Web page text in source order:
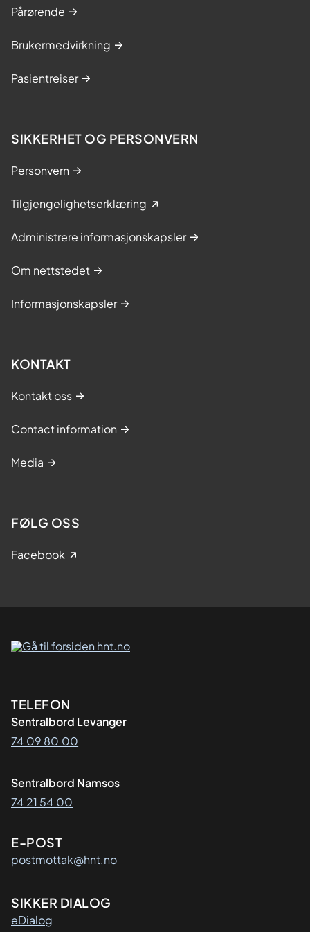
Pårørende
Brukermedvirkning
Pasientreiser
SIKKERHET OG PERSONVERN
Personvern
Tilgjengelighetserklæring
Administrere informasjonskapsler
Om nettstedet
Informasjonskapsler
KONTAKT
Kontakt oss
Contact information
Media
FØLG OSS
Facebook
Kontaktinformasjon
TELEFON
Sentralbord Levanger
74 09 80 00
Sentralbord Namsos
74 21 54 00
E-POST
postmottak@hnt.no
SIKKER DIALOG
eDialog